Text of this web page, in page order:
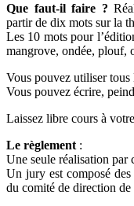
Que faut-il faire ?
partir de dix mots sur la
Les 10 mots pour
mangrove, ondée, plouf,
Vous pouvez utiliser tous
Vous pouvez écrire,
Laissez libre cours à
Le règlement :
Une seule réalisation par
Un jury est composé
du comité de direction